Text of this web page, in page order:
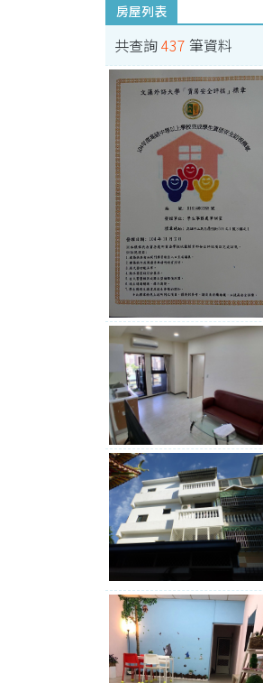
房屋列表
共查詢437 筆資料